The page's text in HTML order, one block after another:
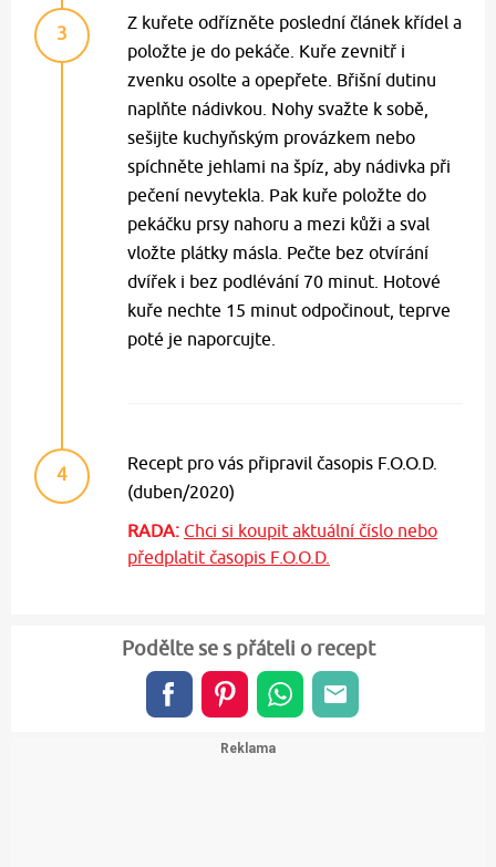
3
Z kuřete odřízněte poslední článek křídel a
položte je do pekáče. Kuře zevnitř i
zvenku osolte a opepřete. Břišní dutinu
naplňte nádivkou. Nohy svažte k sobě,
sešijte kuchyňským provázkem nebo
spíchněte jehlami na špíz, aby nádivka při
pečení nevytekla. Pak kuře položte do
pekáčku prsy nahoru a mezi kůži a sval
vložte plátky másla. Pečte bez otvírání
dvířek i bez podlévání 70 minut. Hotové
kuře nechte 15 minut odpočinout, teprve
poté je naporcujte.
4
Recept pro vás připravil časopis F.O.O.D.
(duben/2020)
RADA: Chci si koupit aktuální číslo nebo
předplatit časopis F.O.O.D.
Podělte se s přáteli o recept